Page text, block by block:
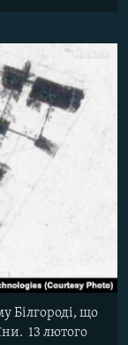
Білгороді, що
13 лютого